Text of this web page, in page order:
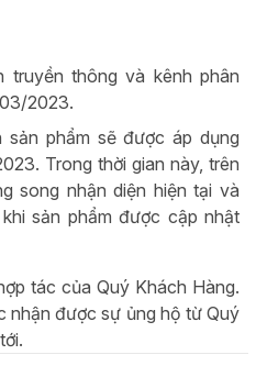
truyền thông và kênh phân
2023.
sản phẩm sẽ được áp dụng
Trong thời gian này, trên
song nhận diện hiện tại và
sản phẩm được cập nhật
tác của Quý Khách Hàng.
nhận được sự ủng hộ từ Quý